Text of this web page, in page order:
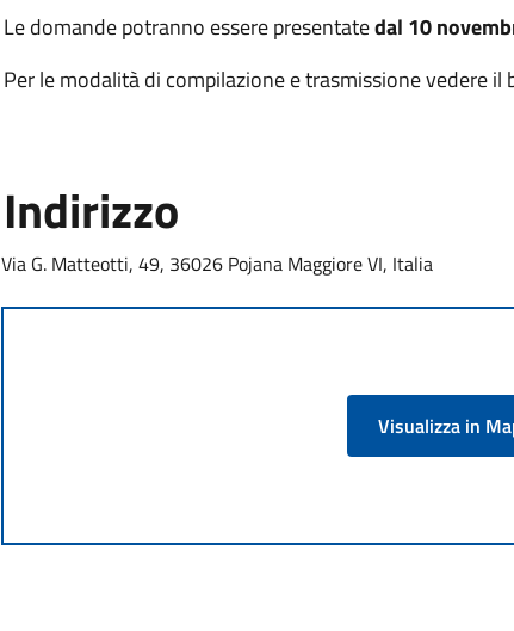
Le domande potranno essere presentatedal 10
Per le modalità di compilazione e trasmissione vedere il
Indirizzo
Via G. Matteotti, 49, 36026 Pojana Maggiore VI, Italia
Visualizza in